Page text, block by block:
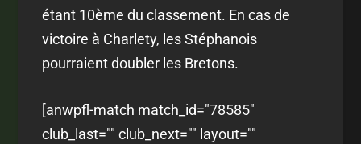
étant 10ème du classement. En cas de
victoire à Charlety, les Stéphanois
pourraient doubler les Bretons.
[anwpfl-match match_id="78585"
club_last="" club_next="" layout=""